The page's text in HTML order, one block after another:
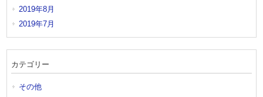
2019年8月
2019年7月
カテゴリー
その他